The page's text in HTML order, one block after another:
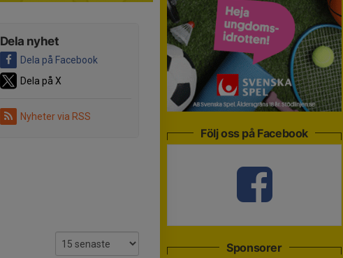
Dela nyhet
Dela på Facebook
Dela på X
Nyheter via RSS
Följ oss på Facebook
Sponsorer